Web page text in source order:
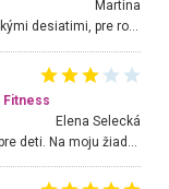
Martina
Nádherné miesto ktoré odporúčam navštíviť všetkými desiatimi, pre rodiny s deťmi, dôchodcom... Proste a jednoducho ozaj rozprávkový les.. určite ešte prídeme. Odniesli sme si na pamiatku krásne tričká,
Fitness
Elena Selecká